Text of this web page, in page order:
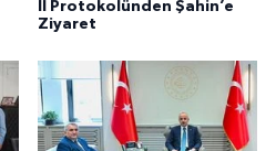
İl Protokolünden Şahin’e
Ziyaret